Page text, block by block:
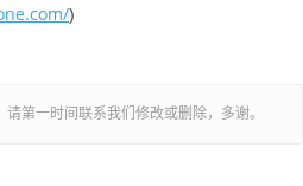
)
第一时间联系我们修改或删除，多谢。